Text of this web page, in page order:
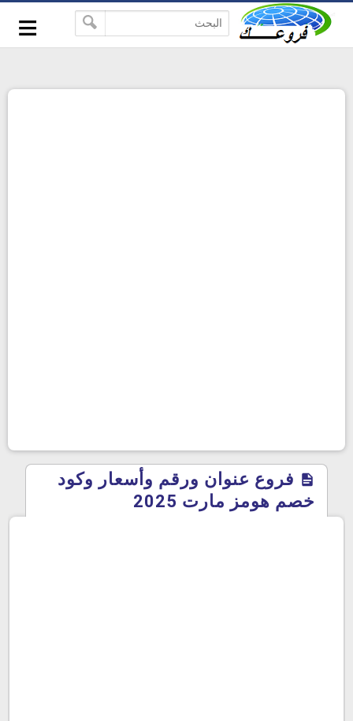
≡
فروع عنوان ورقم وأسعار وكود
خصم هومز مارت 2025